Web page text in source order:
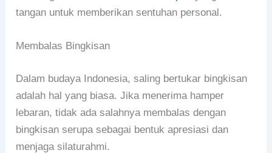
tangan untuk memberikan sentuhan personal.
Membalas Bingkisan
Dalam budaya Indonesia, saling bertukar bingkisan
adalah hal yang biasa. Jika menerima hamper
lebaran, tidak ada salahnya membalas dengan
bingkisan serupa sebagai bentuk apresiasi dan
menjaga silaturahmi.